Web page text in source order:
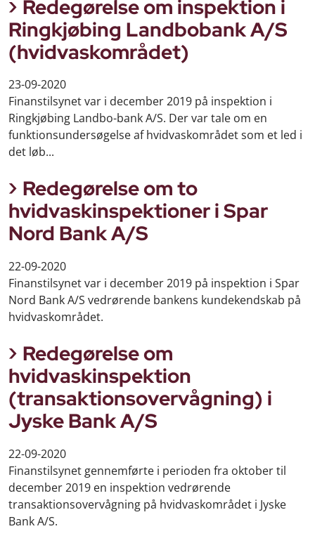
Redegørelse om inspektion i
Ringkjøbing Landbobank A/S
(hvidvaskområdet)
23-09-2020
Finanstilsynet var i december 2019 på inspektion i
Ringkjøbing Landbo-bank A/S. Der var tale om en
funktionsundersøgelse af hvidvaskområdet som et led i
det løb...
Redegørelse om to
hvidvaskinspektioner i Spar
Nord Bank A/S
22-09-2020
Finanstilsynet var i december 2019 på inspektion i Spar
Nord Bank A/S vedrørende bankens kundekendskab på
hvidvaskområdet.
Redegørelse om
hvidvaskinspektion
(transaktionsovervågning) i
Jyske Bank A/S
22-09-2020
Finanstilsynet gennemførte i perioden fra oktober til
december 2019 en inspektion vedrørende
transaktionsovervågning på hvidvaskområdet i Jyske
Bank A/S.